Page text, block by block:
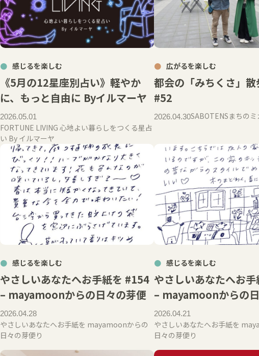
感じるを楽しむ
《5月の12星座別占い》軽やか
に、もっと自由に Byイルマーヤ
2026.05.01
FORTUNE LIVING 心地よい暮らしをつくる星占
い By イルマーヤ
広がるを楽しむ
都会の「みちくさ」
#52
2026.04.30SABOTENSまちのミ
感じるを楽しむ
やさしいあなたへお手紙を #154
– mayamoonからの日々の芽便
2026.04.28
やさしいあなたへお手紙を mayamoonからの
日々の芽便り
感じるを楽しむ
やさしいあなたへお
– mayamoonからの
2026.04.21
やさしいあなたへお手紙を
日々の芽便り